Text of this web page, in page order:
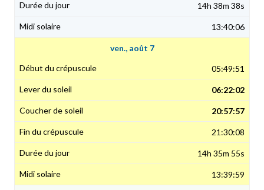
14h 38m 38s
13:40:06
ven., août 7
05:49:51
06:22:02
20:57:57
21:30:08
14h 35m 55s
13:39:59